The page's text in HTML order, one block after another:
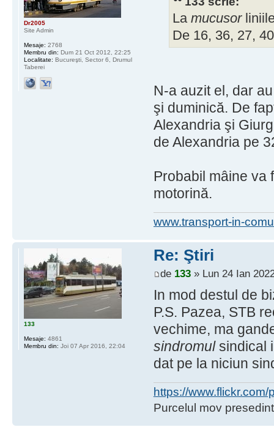
La mucusor
De 16, 36, 27,
N-a auzit el, dar
şi duminică. De
Alexandria şi
de Alexandria pe
Probabil mâine va
motorină.
www.transport-in-
Dr2005
Site Admin
Mesaje: 2768
Membru din: Dum 21 Oct 2012, 22:25
Localitate: Bucureşti, Sector 6, Drumul
Taberei
Re: Ştiri
de 133» Lun 24 Ian
In mod destul de
P.S. Pazea, STB
vechime, ma
sindromulsindical
dat pe la niciun
https://
Purcelul mov
133
Mesaje: 4861
Membru din: Joi 07 Apr 2016, 22:04